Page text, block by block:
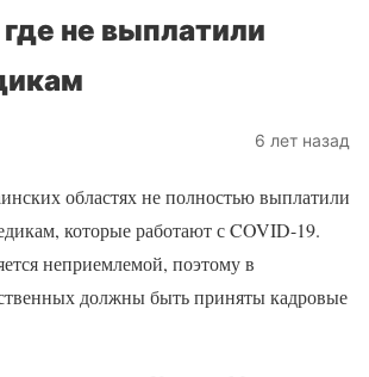
не выплатили
6 лет назад
областях не полностью выплатили
которые работают с COVID-19.
неприемлемой, поэтому в
должны быть приняты кадровые